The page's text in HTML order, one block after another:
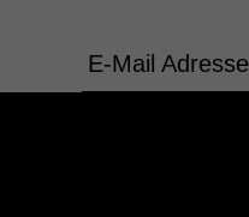
E-Mail Adresse